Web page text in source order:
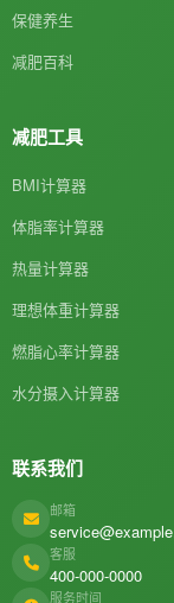
保健养生
减肥百科
减肥工具
BMI计算器
体脂率计算器
热量计算器
理想体重计算器
燃脂心率计算器
水分摄入计算器
联系我们
邮箱
客服
400-000-0000
服务时间